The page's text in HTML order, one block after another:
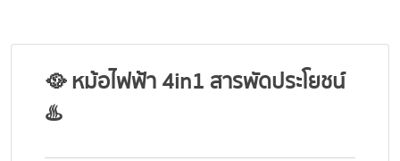
🥘 หม้อไฟฟ้า 4in1 สารพัดประโยชน์
♨️